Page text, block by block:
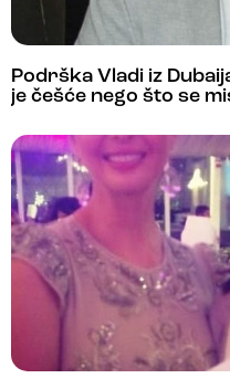
Podrška Vladi iz
je češće nego što se